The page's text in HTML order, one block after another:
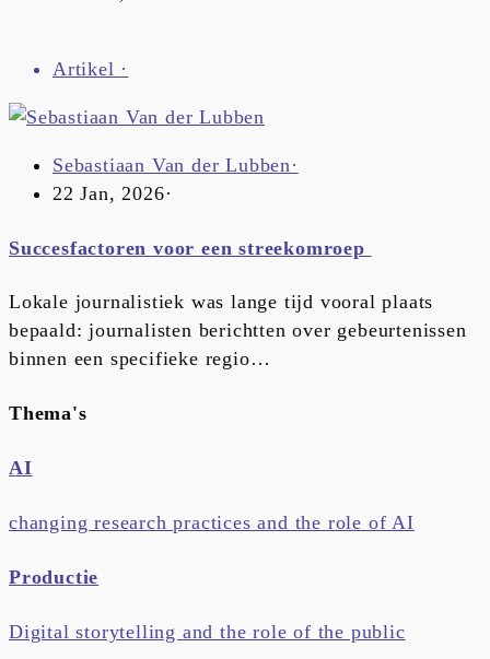
Artikel ·
Sebastiaan Van der Lubben ·
22 Jan, 2026·
Succesfactoren voor een streekomroep
Lokale journalistiek was lange tijd vooral plaats
bepaald: journalisten berichtten over gebeurtenissen
binnen een specifieke regio…
Thema's
AI
changing research practices and the role of AI
Productie
Digital storytelling and the role of the public